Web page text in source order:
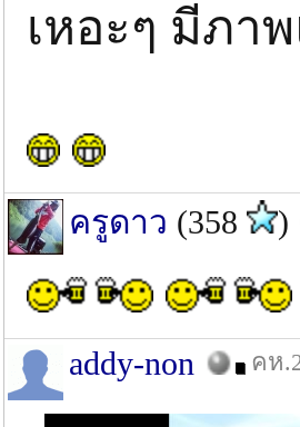
เหอะๆ มีภา
ครูดาว (358 )
addy-non คห